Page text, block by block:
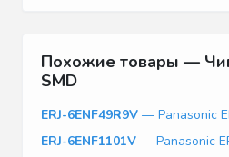
Похожие товары —
SMD
ERJ-6ENF49R9V — Panasonic
ERJ-6ENF1101V — Panasonic